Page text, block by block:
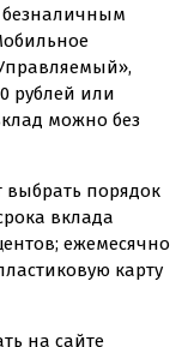
рублей или
можно без
порядок
вклада
ежемесячно
карту
на сайте